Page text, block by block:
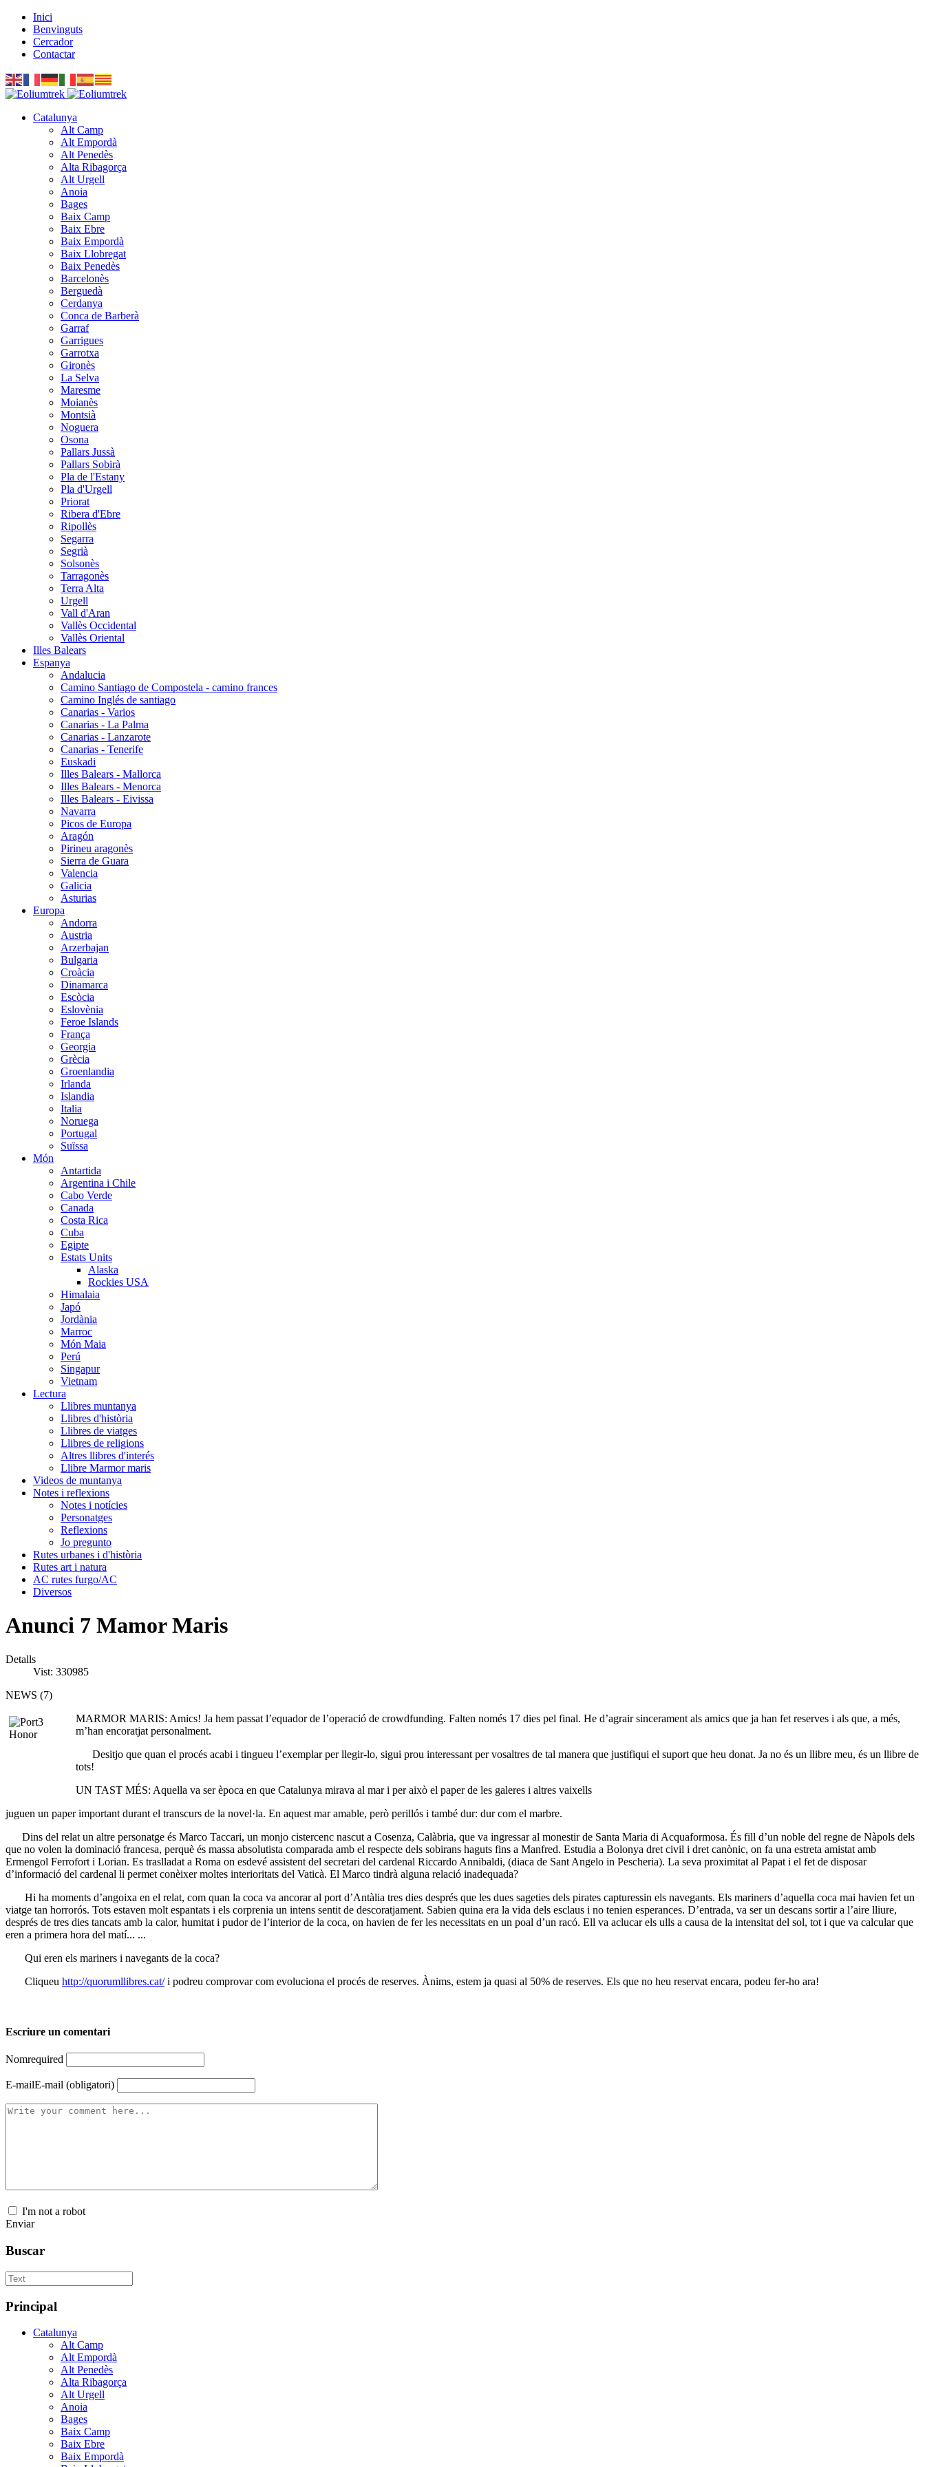
Inici
Benvinguts
Cercador
Contactar
Catalunya
Alt Camp
Alt Empordà
Alt Penedès
Alta Ribagorça
Alt Urgell
Anoia
Bages
Baix Camp
Baix Ebre
Baix Empordà
Baix Llobregat
Baix Penedès
Barcelonès
Berguedà
Cerdanya
Conca de Barberà
Garraf
Garrigues
Garrotxa
Gironès
La Selva
Maresme
Moianès
Montsià
Noguera
Osona
Pallars Jussà
Pallars Sobirà
Pla de l'Estany
Pla d'Urgell
Priorat
Ribera d'Ebre
Ripollès
Segarra
Segrià
Solsonès
Tarragonès
Terra Alta
Urgell
Vall d'Aran
Vallès Occidental
Vallès Oriental
Illes Balears
Espanya
Andalucia
Camino Santiago de Compostela - camino frances
Camino Inglés de santiago
Canarias - Varios
Canarias - La Palma
Canarias - Lanzarote
Canarias - Tenerife
Euskadi
Illes Balears - Mallorca
Illes Balears - Menorca
Illes Balears - Eivissa
Navarra
Picos de Europa
Aragón
Pirineu aragonès
Sierra de Guara
Valencia
Galicia
Asturias
Europa
Andorra
Austria
Arzerbajan
Bulgaria
Croàcia
Dinamarca
Escòcia
Eslovènia
Feroe Islands
França
Georgia
Grècia
Groenlandia
Irlanda
Islandia
Italia
Noruega
Portugal
Suïssa
Món
Antartida
Argentina i Chile
Cabo Verde
Canada
Costa Rica
Cuba
Egipte
Estats Units
Alaska
Rockies USA
Himalaia
Japó
Jordània
Marroc
Món Maia
Perú
Singapur
Vietnam
Lectura
Llibres muntanya
Llibres d'història
Llibres de viatges
Llibres de religions
Altres llibres d'interés
Llibre Marmor maris
Videos de muntanya
Notes i reflexions
Notes i notícies
Personatges
Reflexions
Jo pregunto
Rutes urbanes i d'història
Rutes art i natura
AC rutes furgo/AC
Diversos
Anunci 7 Mamor Maris
Detalls
Vist: 330985
NEWS (7)
MARMOR MARIS: Amics! Ja hem passat l’equador de l’operació de crowdfunding. Falten només 17 dies pel final. He d’agrair sincerament als amics que ja han fet reserves i als que, a més,
m’han encoratjat personalment.
Desitjo que quan el procés acabi i tingueu l’exemplar per llegir-lo, sigui prou interessant per vosaltres de tal manera que justifiqui el suport que heu donat. Ja no és un llibre meu, és un llibre de
tots!
UN TAST MÉS: Aquella va ser època en que Catalunya mirava al mar i per això el paper de les galeres i altres vaixells
juguen un paper important durant el transcurs de la novel·la. En aquest mar amable, però perillós i també dur: dur com el marbre.
Dins del relat un altre personatge és Marco Taccari, un monjo cistercenc nascut a Cosenza, Calàbria, que va ingressar al monestir de Santa Maria di Acquaformosa. És fill d’un noble del regne de Nàpols dels
que no volen la dominació francesa, perquè és massa absolutista comparada amb el respecte dels sobirans haguts fins a Manfred. Estudia a Bolonya dret civil i dret canònic, on fa una estreta amistat amb
Ermengol Ferrofort i Lorian. Es traslladat a Roma on esdevé assistent del secretari del cardenal Riccardo Annibaldi, (diaca de Sant Angelo in Pescheria). La seva proximitat al Papat i el fet de disposar
d’informació del cardenal li permet conèixer moltes interioritats del Vaticà. El Marco tindrà alguna relació inadequada?
Hi ha moments d’angoixa en el relat, com quan la coca va ancorar al port d’Antàlia tres dies després que les dues sageties dels pirates capturessin els navegants. Els mariners d’aquella coca mai havien fet un
viatge tan horrorós. Tots estaven molt espantats i els corprenia un intens sentit de descoratjament. Sabien quina era la vida dels esclaus i no tenien esperances. D’entrada, va ser un descans sortir a l’aire lliure,
després de tres dies tancats amb la calor, humitat i pudor de l’interior de la coca, on havien de fer les necessitats en un poal d’un racó. Ell va aclucar els ulls a causa de la intensitat del sol, tot i que va calcular que
eren a primera hora del matí... ...
Qui eren els mariners i navegants de la coca?
Cliqueu http://quorumllibres.cat/i podreu comprovar com evoluciona el procés de reserves. Ànims, estem ja quasi al 50% de reserves. Els que no heu reservat encara, podeu fer-ho ara!
Escriure un comentari
Nomrequired
E-mailE-mail (obligatori)
I'm not a robot
Enviar
Buscar
Principal
Catalunya
Alt Camp
Alt Empordà
Alt Penedès
Alta Ribagorça
Alt Urgell
Anoia
Bages
Baix Camp
Baix Ebre
Baix Empordà